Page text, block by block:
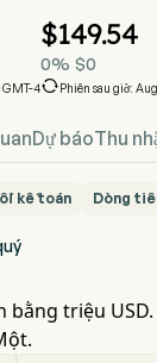
GMT-4
$149.54
0% $0
Phiên sau giờ:
Dự báoThu
kế toán Dòng
bằng triệu